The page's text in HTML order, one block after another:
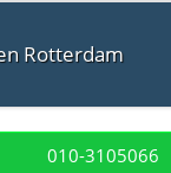
Rotterdam
010-3105066